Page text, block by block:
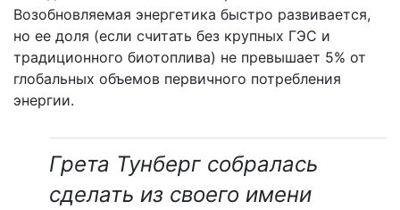
Возобновляемая энергетика быстро развивается,
но ее доля (если считать без крупных ГЭС и
традиционного биотоплива) не превышает 5% от
глобальных объемов первичного потребления
энергии.
Грета Тунберг собралась
сделать из своего имени